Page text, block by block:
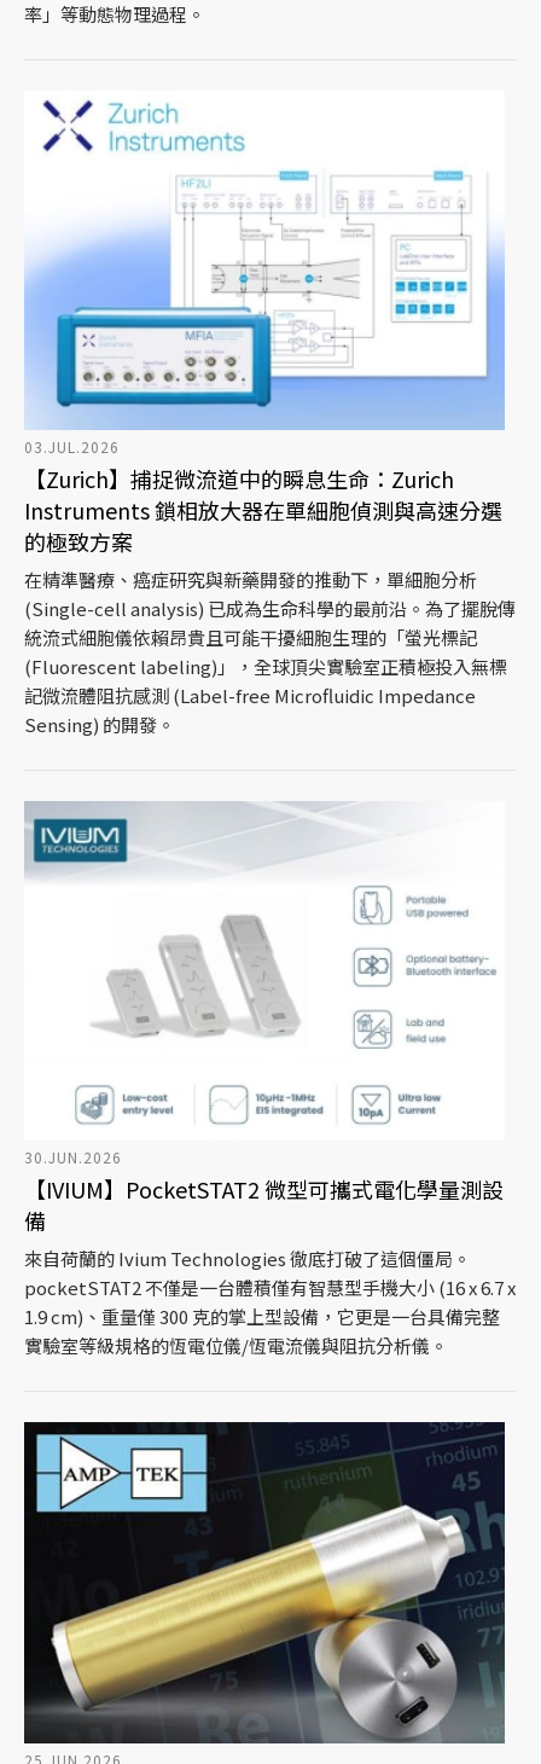
率」等動態物理過程。
03.JUL.2026
【Zurich】捕捉微流道中的瞬息生命：Zurich
Instruments 鎖相放大器在單細胞偵測與高速分選
的極致方案
在精準醫療、癌症研究與新藥開發的推動下，單細胞分析
(Single-cell analysis) 已成為生命科學的最前沿。為了擺脫傳
統流式細胞儀依賴昂貴且可能干擾細胞生理的「螢光標記
(Fluorescent labeling)」，全球頂尖實驗室正積極投入無標
記微流體阻抗感測 (Label-free Microfluidic Impedance
Sensing) 的開發。
30.JUN.2026
【IVIUM】PocketSTAT2 微型可攜式電化學量測設
備
來自荷蘭的 Ivium Technologies 徹底打破了這個僵局。
pocketSTAT2 不僅是一台體積僅有智慧型手機大小 (16 x 6.7 x
1.9 cm)、重量僅 300 克的掌上型設備，它更是一台具備完整
實驗室等級規格的恆電位儀/恆電流儀與阻抗分析儀。
25.JUN.2026